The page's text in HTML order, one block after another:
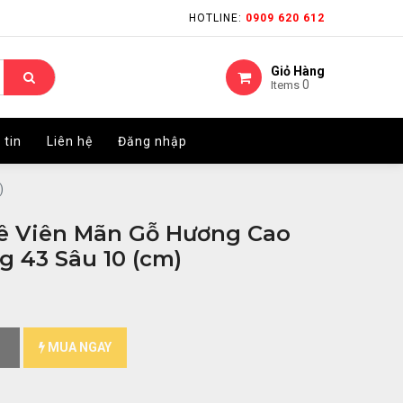
HOTLINE: 0909 620 612
Giỏ Hàng
Items 0
tin Liên hệ Đăng nhập
HOTLINE: 0909 620 612
Giỏ Hàng
Items 0
tin Liên hệ Đăng nhập
Viên Mãn Gỗ Hương Cao
43 Sâu 10 (cm)
MUA NGAY